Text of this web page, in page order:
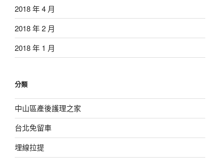
2018 年 4 月
2018 年 2 月
2018 年 1 月
分類
中山區產後護理之家
台北免留車
埋線拉提